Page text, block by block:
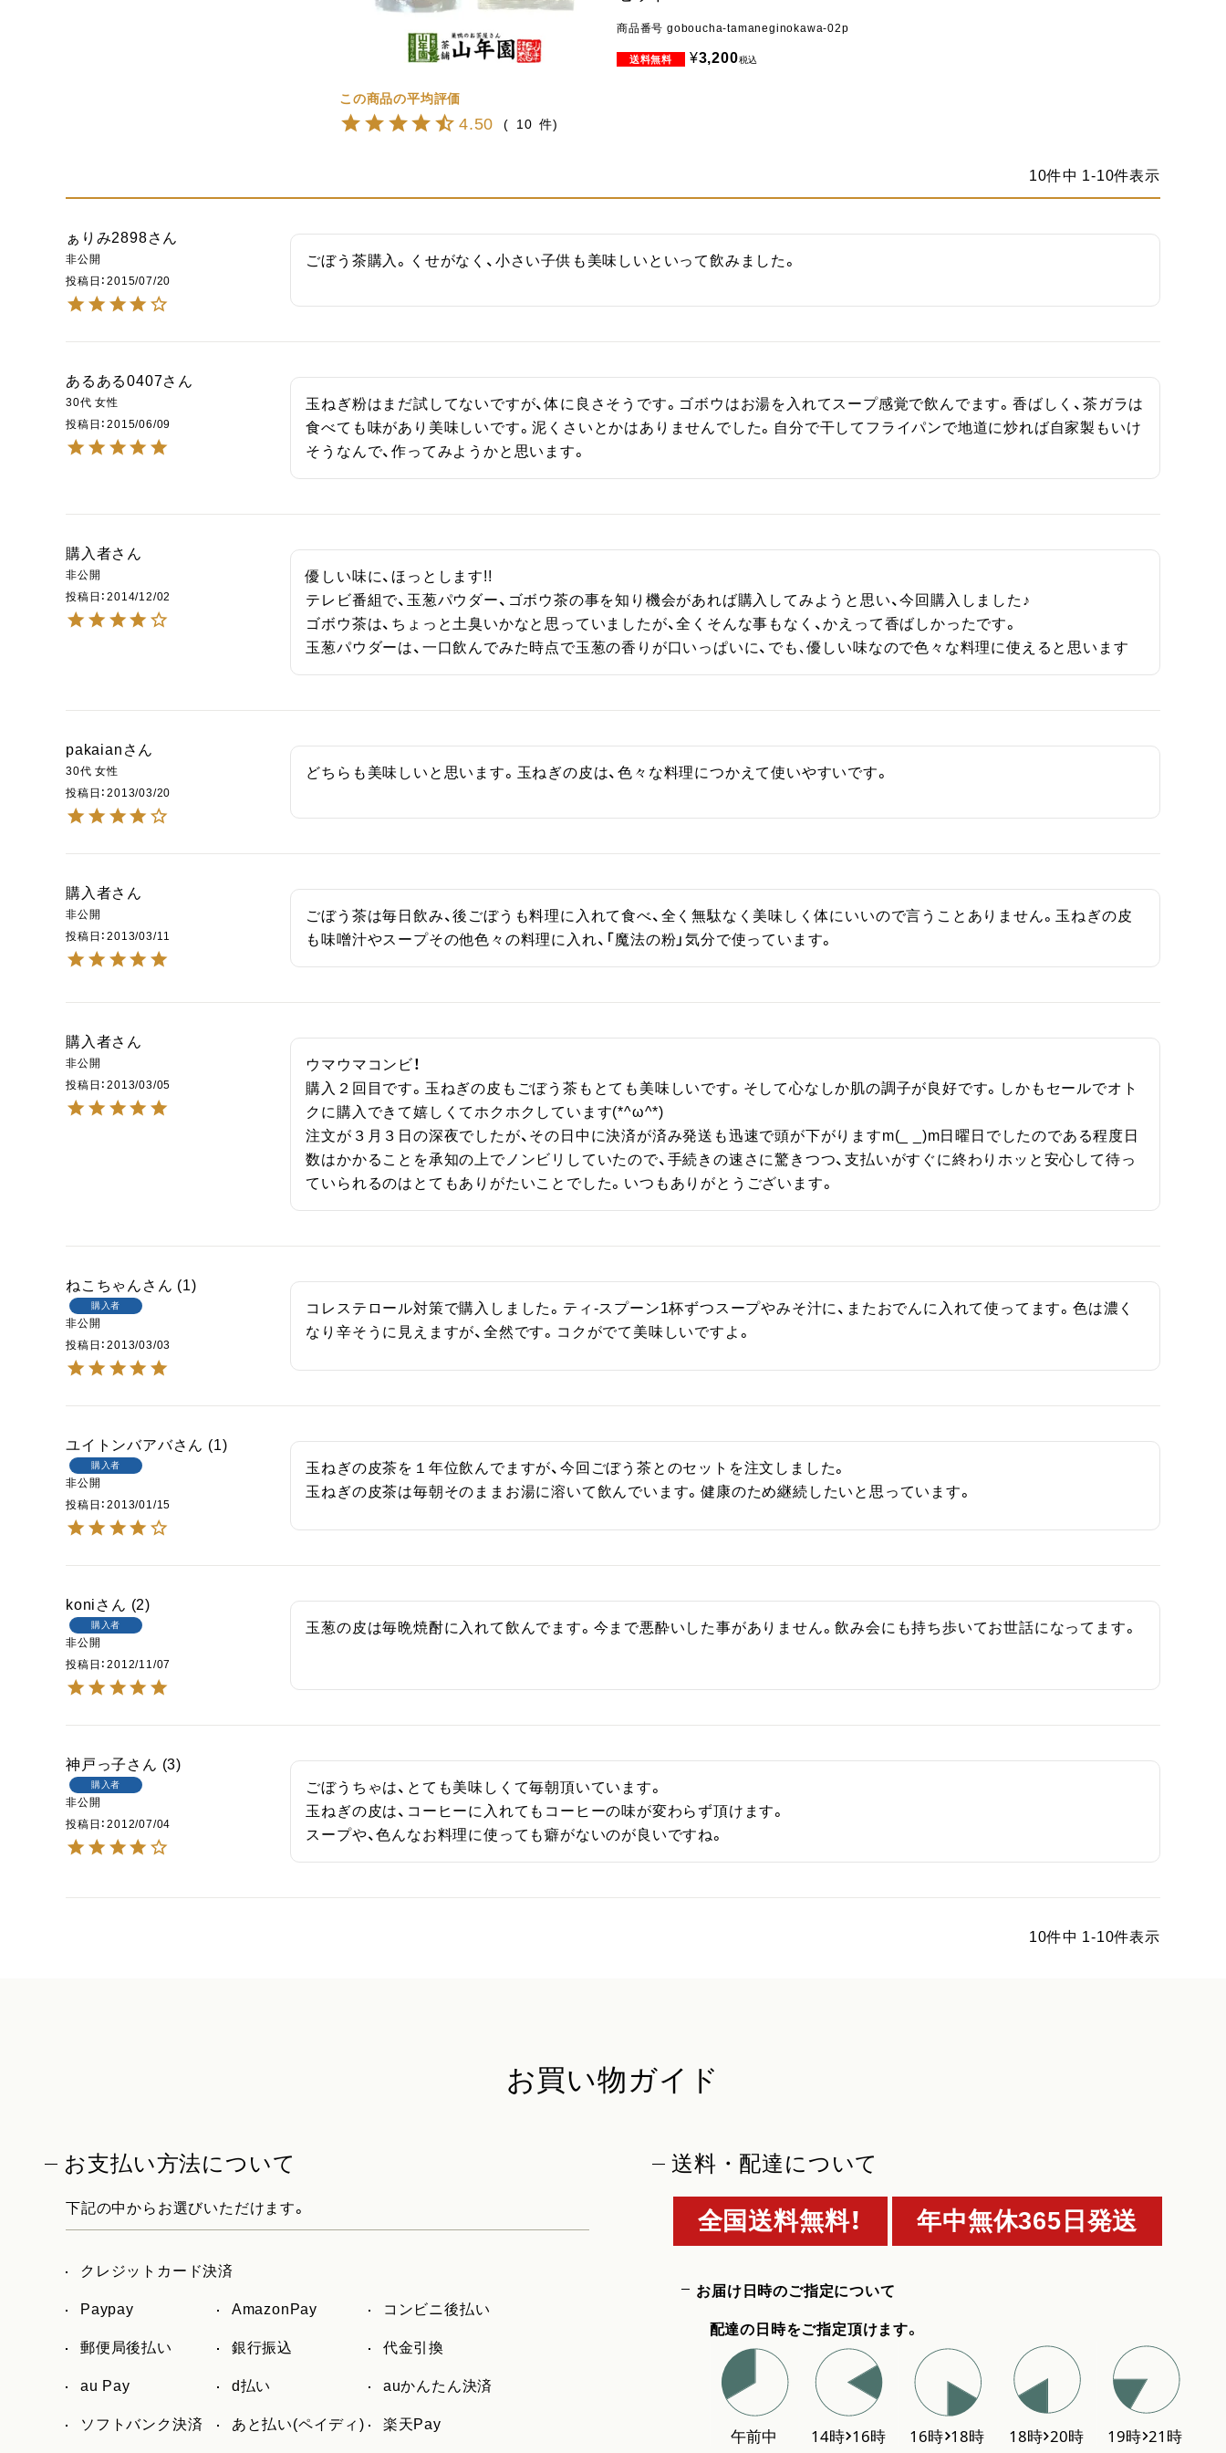
商品番号 goboucha-tamaneginokawa-02p
¥3,200税込
4.50 10
10件中 1-10件表示
ぁりみ2898
非公開
投稿日
2015/07/20
ごぼう茶購入。くせがなく、小さい子供も美味しいといって飲みました。
あるある0407
30代 女性
投稿日
2015/06/09
玉ねぎ粉はまだ試してないですが、体に良さそうです。ゴボウはお湯を入れてスープ感覚で飲んでます。香ばしく、茶ガラは
食べても味があり美味しいです。泥くさいとかはありませんでした。自分で干してフライパンで地道に炒れば自家製もいけ
そうなんで、作ってみようかと思います。
購入者
非公開
投稿日
2014/12/02
優しい味に、ほっとします!!
テレビ番組で、玉葱パウダー、ゴボウ茶の事を知り機会があれば購入してみようと思い、今回購入しました♪
ゴボウ茶は、ちょっと土臭いかなと思っていましたが、全くそんな事もなく、かえって香ばしかったです。
玉葱パウダーは、一口飲んでみた時点で玉葱の香りが口いっぱいに、でも､優しい味なので色々な料理に使えると思います
pakaian
30代 女性
投稿日
2013/03/20
どちらも美味しいと思います。玉ねぎの皮は、色々な料理につかえて使いやすいです。
購入者
非公開
投稿日
2013/03/11
ごぼう茶は毎日飲み、後ごぼうも料理に入れて食べ、全く無駄なく美味しく体にいいので言うことありません。玉ねぎの皮
も味噌汁やスープその他色々の料理に入れ、「魔法の粉」気分で使っています。
購入者
非公開
投稿日
2013/03/05
ウマウマコンビ！
購入２回目です。玉ねぎの皮もごぼう茶もとても美味しいです。そして心なしか肌の調子が良好です。しかもセールでオト
クに購入できて嬉しくてホクホクしています(*^ω^*)
注文が３月３日の深夜でしたが、その日中に決済が済み発送も迅速で頭が下がりますm(_ _)m日曜日でしたのである程度日
数はかかることを承知の上でノンビリしていたので、手続きの速さに驚きつつ、支払いがすぐに終わりホッと安心して待っ
ていられるのはとてもありがたいことでした。いつもありがとうございます。
ねこちゃん 1
購入者
非公開
投稿日
2013/03/03
コレステロール対策で購入しました。ティ-スプーン1杯ずつスープやみそ汁に、またおでんに入れて使ってます。色は濃く
なり辛そうに見えますが、全然です。コクがでて美味しいですよ。
ユイトンバアバ 1
購入者
非公開
投稿日
2013/01/15
玉ねぎの皮茶を１年位飲んでますが、今回ごぼう茶とのセットを注文しました。
玉ねぎの皮茶は毎朝そのままお湯に溶いて飲んでいます。健康のため継続したいと思っています。
koni 2
購入者
非公開
投稿日
2012/11/07
玉葱の皮は毎晩焼酎に入れて飲んでます。今まで悪酔いした事がありません。飲み会にも持ち歩いてお世話になってます。
神戸っ子 3
購入者
非公開
投稿日
2012/07/04
ごぼうちゃは、とても美味しくて毎朝頂いています。
玉ねぎの皮は、コーヒーに入れてもコーヒーの味が変わらず頂けます。
スープや、色んなお料理に使っても癖がないのが良いですね。
10件中 1-10件表示
お買い物ガイド
お支払い方法について
下記の中からお選びいただけます。
クレジットカード決済
Paypay AmazonPay コンビニ後払い
郵便局後払い 銀行振込 代金引換
au Pay d払い auかんたん決済
ソフトバンク決済 あと払い(ペイディ) 楽天Pay
送料・配達について
全国送料無料！ 年中無休365日発送
お届け日時のご指定について
配達の日時をご指定頂けます。